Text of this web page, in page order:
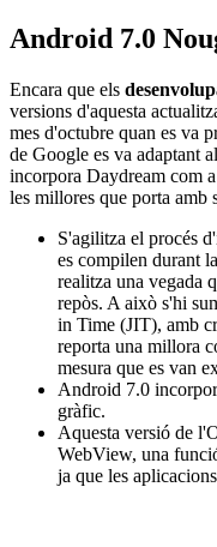
Android 7.0
Encara que els
versions d'aquesta
mes d'octubre quan es va
de Google es va adaptant
incorpora Daydream com
les millores que porta amb
S'agilitza el procés
es compilen durant
realitza una vegada
repòs. A això s'hi
in Time (JIT), amb
reporta una millora
mesura que es van
Android 7.0
gràfic.
Aquesta versió de
WebView, una
ja que les